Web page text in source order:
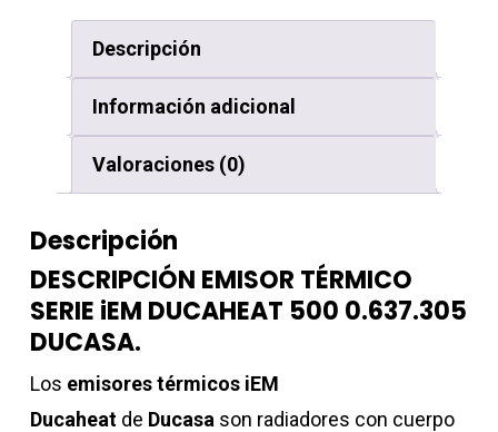
Descripción
Información adicional
Valoraciones (0)
Descripción
DESCRIPCIÓN EMISOR TÉRMICO
SERIE iEM DUCAHEAT 500 0.637.305
DUCASA.
Los emisores térmicos iEM
Ducaheatde Ducasa son radiadores con cuerpo